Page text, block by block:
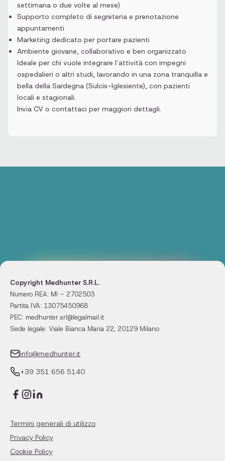
settimana o due volte al mese)
Supporto completo di segreteria e prenotazione
appuntamenti
Marketing dedicato per portare pazienti
Ambiente giovane, collaborativo e ben organizzato
Ideale per chi vuole integrare l’attività con impegni
ospedalieri o altri studi, lavorando in una zona tranquilla e
bella della Sardegna (Sulcis-Iglesiente), con pazienti
locali e stagionali.
Invia CV o contattaci per maggiori dettagli.
Copyright Medhunter S.R.L.
Numero REA: MI – 2702503
Partita IVA: 13075450968
PEC: medhunter.srl@legalmail.it
Sede legale: Viale Bianca Maria 22, 20129 Milano
info@medhunter.it
+39 351 656 5140
Termini generali di utilizzo
Privacy Policy
Cookie Policy